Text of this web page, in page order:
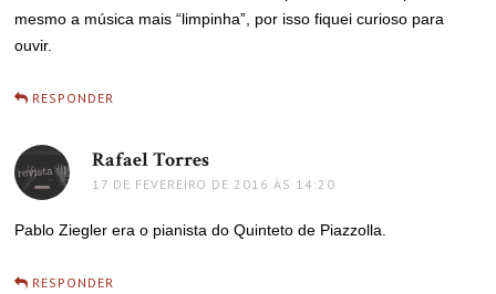
mesmo a música mais “limpinha”, por isso fiquei curioso para
ouvir.
RESPONDER
Rafael Torres
17 DE FEVEREIRO DE 2016 ÀS 14:20
Pablo Ziegler era o pianista do Quinteto de Piazzolla.
RESPONDER